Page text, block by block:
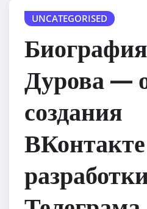
UNCATEGORISED
Дурова —
создания